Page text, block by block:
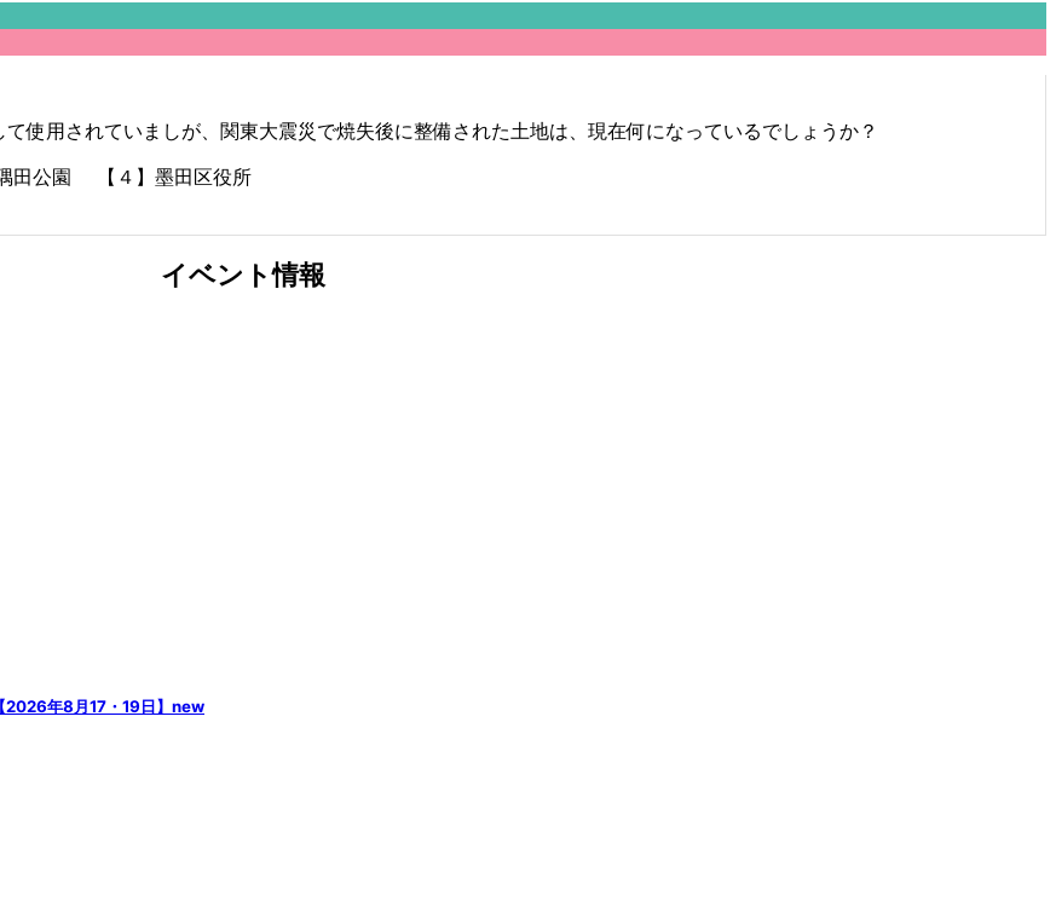
使用されていましが、関東大震災で焼失後に整備された土地は、現在何になっているでしょうか？
田公園 【４】墨田区役所
イベント情報
年8月17・19日】 new